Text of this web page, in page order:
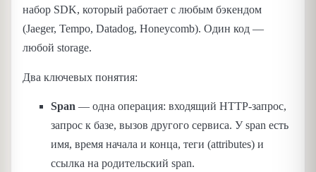
набор SDK, который работает с любым бэкендом
(Jaeger, Tempo, Datadog, Honeycomb). Один код —
любой storage.
Два ключевых понятия:
Span — одна операция: входящий HTTP-запрос,
запрос к базе, вызов другого сервиса. У span есть
имя, время начала и конца, теги (attributes) и
ссылка на родительский span.